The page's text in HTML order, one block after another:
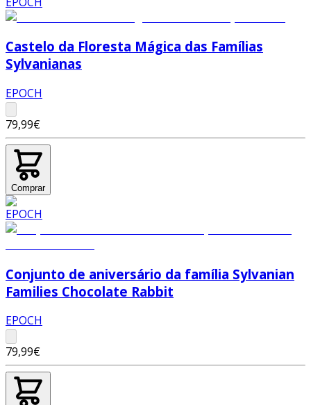
Castelo da Floresta Mágica das Famílias
Sylvanianas
EPOCH
79,99€
Comprar
Conjunto de aniversário da família Sylvanian
Families Chocolate Rabbit
EPOCH
79,99€